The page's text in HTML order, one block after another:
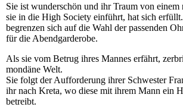
Sie ist wunderschön und ihr Traum von einem
sie in die High Society einführt, hat sich
begrenzen sich auf die Wahl der passenden
für die Abendgarderobe.
Als sie vom Betrug ihres Mannes erfährt,
mondäne Welt.
Sie folgt der Aufforderung ihrer Schwester
ihr nach Kreta, wo diese mit ihrem Mann ein
betreibt.